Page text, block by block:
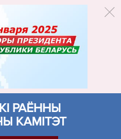
РАЁННЫ
КАМІТЭТ